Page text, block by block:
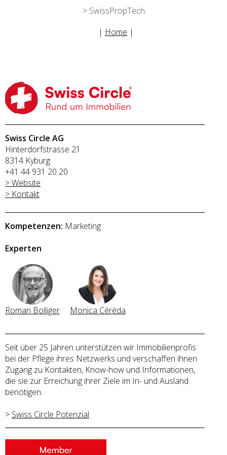
> SwissPropTech
| Home |
Swiss Circle AG
Hinterdorfstrasse 21
8314 Kyburg
+41 44 931 20 20
> Website
> Kontakt
Kompetenzen: Marketing
Experten
Roman Bolliger Monica Céréda
Seit über 25 Jahren unterstützen wir Immobilienprofis
bei der Pflege ihres Netzwerks und verschaffen ihnen
Zugang zu Kontakten, Know-how und Informationen,
die sie zur Erreichung ihrer Ziele im In- und Ausland
benötigen.
> Swiss Circle Potenzial